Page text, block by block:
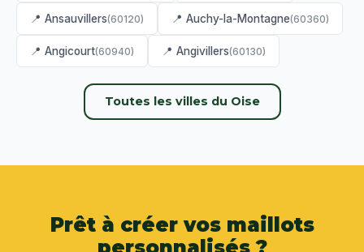
📍 Ansauvillers(60120) 📍 Auchy-la-Montagne(60360)
📍 Angicourt(60940) 📍 Angivillers(60130)
Toutes les villes du Oise
Prêt à créer vos maillots